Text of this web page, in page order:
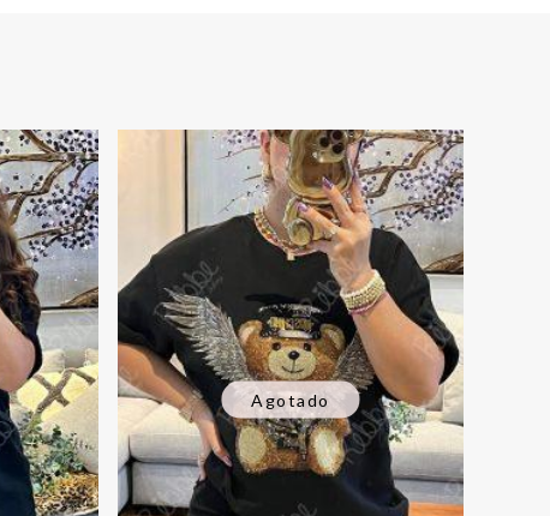
Agotado